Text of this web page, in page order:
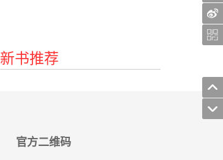
新书推荐
官方二维码